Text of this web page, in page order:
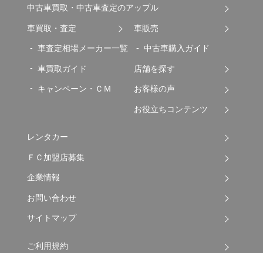
中古車買取・中古車査定のアップル
車買取・査定
車査定相場メーカー一覧
車買取ガイド
キャンペーン・ＣＭ
車販売
中古車購入ガイド
店舗を探す
お客様の声
お役立ちコンテンツ
レンタカー
ＦＣ加盟店募集
企業情報
お問い合わせ
サイトマップ
ご利用規約